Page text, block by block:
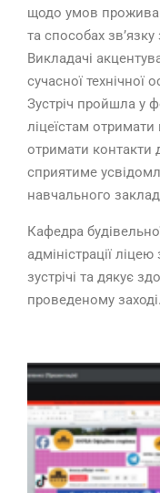
щодо умов
та способах
Викладачі
сучасної технічної
Зустріч пройшла у
ліцеїстам отримати
отримати контакти
сприятиме
навчального
Кафедра
адміністрації
зустрічі та дякує
проведеному заході.